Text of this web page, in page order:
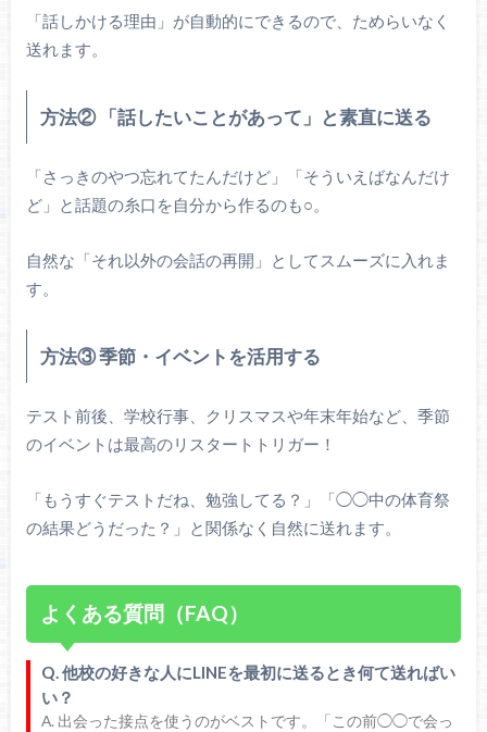
「話しかける理由」が自動的にできるので、ためらいなく
送れます。
方法② 「話したいことがあって」と素直に送る
「さっきのやつ忘れてたんだけど」「そういえばなんだけ
ど」と話題の糸口を自分から作るのも○。
自然な「それ以外の会話の再開」としてスムーズに入れま
す。
方法③ 季節・イベントを活用する
テスト前後、学校行事、クリスマスや年末年始など、季節
のイベントは最高のリスタートトリガー！
「もうすぐテストだね、勉強してる？」「◯◯中の体育祭
の結果どうだった？」と関係なく自然に送れます。
よくある質問（FAQ）
Q. 他校の好きな人にLINEを最初に送るとき何て送ればい
い？
A. 出会った接点を使うのがベストです。「この前◯◯で会っ